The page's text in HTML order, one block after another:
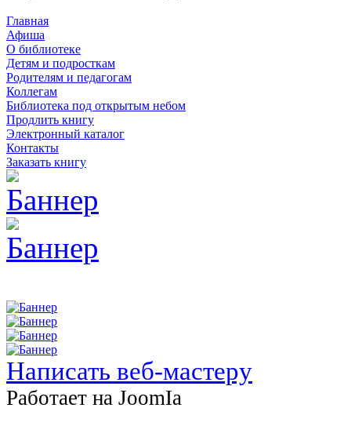
Главная
Афиша
О библиотеке
Детям и подросткам
Родителям и педагогам
Коллегам
Библиотека под открытым небом
Продлить книгу
Электронный каталог
Контакты
Заказать книгу
Написать веб-мастеру
Работает на JоomIа